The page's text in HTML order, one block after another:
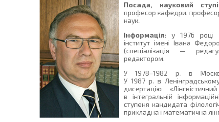
Посада, науковий
професор кафедри,
наук.
Інформація: у 1976 році
інститут імені Івана
(спеціалізація —
редактором.
У 1978–1982 р. в
У 1987 р. в
дисертацію
в інтегральній
ступеня кандидата
прикладна і математична